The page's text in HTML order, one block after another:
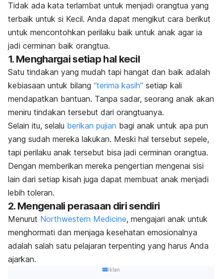
Tidak ada kata terlambat untuk menjadi orangtua yang
terbaik untuk si Kecil. Anda dapat mengikut cara berikut
untuk mencontohkan perilaku baik untuk anak agar ia
jadi cerminan baik orangtua.
1. Menghargai setiap hal kecil
Satu tindakan yang mudah tapi hangat dan baik adalah
kebiasaan untuk bilang “terima kasih” setiap kali
mendapatkan bantuan. Tanpa sadar, seorang anak akan
meniru tindakan tersebut dari orangtuanya.
Selain itu, selalu berikan pujian bagi anak untuk apa pun
yang sudah mereka lakukan. Meski hal tersebut sepele,
tapi perilaku anak tersebut bisa jadi cerminan orangtua.
Dengan memberikan mereka pengertian mengenai sisi
lain dari setiap kisah juga dapat membuat anak menjadi
lebih toleran.
2. Mengenali perasaan diri sendiri
Menurut Northwestern Medicine, mengajari anak untuk
menghormati dan menjaga kesehatan emosionalnya
adalah salah satu pelajaran terpenting yang harus Anda
ajarkan.
Iklan